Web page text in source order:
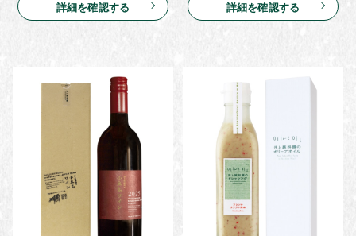
詳細を確認する 詳細を確認する